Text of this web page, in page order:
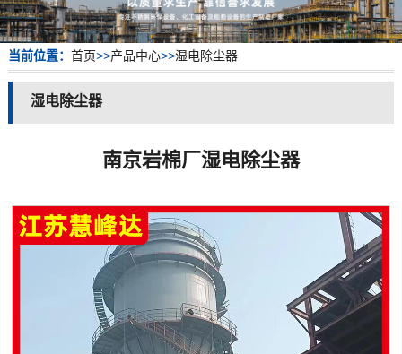
当前位置： 首页>>产品中心>>湿电除尘器
湿电除尘器
南京岩棉厂湿电除尘器